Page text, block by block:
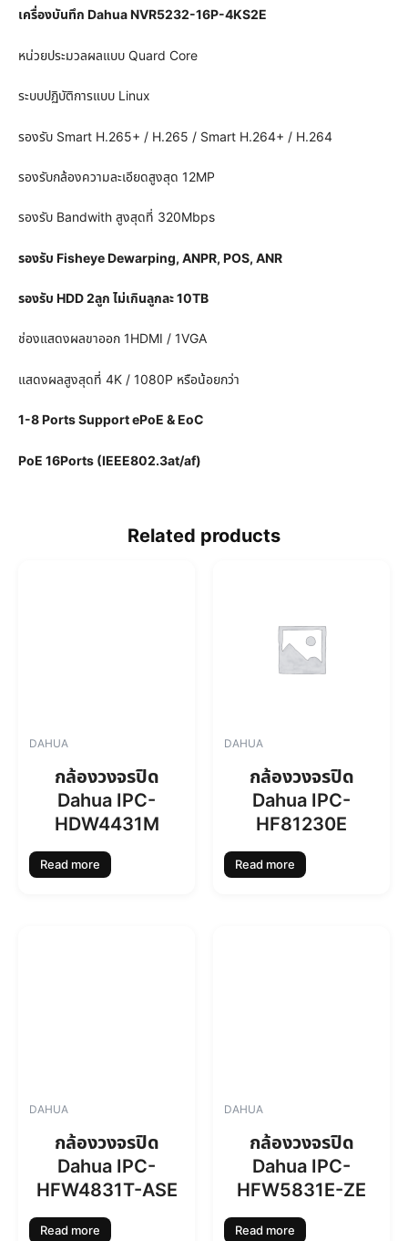
เครื่องบันทึก Dahua NVR5232-16P-4KS2E
หน่วยประมวลผลแบบ Quard Core
ระบบปฏิบัติการแบบ Linux
รองรับ Smart H.265+ / H.265 / Smart H.264+ / H.264
รองรับกล้องความละเอียดสูงสุด 12MP
รองรับ Bandwith สูงสุดที่ 320Mbps
รองรับ Fisheye Dewarping, ANPR, POS, ANR
รองรับ HDD 2ลูก ไม่เกินลูกละ 10TB
ช่องแสดงผลขาออก 1HDMI / 1VGA
แสดงผลสูงสุดที่ 4K / 1080P หรือน้อยกว่า
1-8 Ports Support ePoE & EoC
PoE 16Ports (IEEE802.3at/af)
Related products
DAHUA
กล้องวงจรปิด
Dahua IPC-
HDW4431M
Read more
DAHUA
กล้องวงจรปิด
Dahua IPC-
HF81230E
Read more
DAHUA
กล้องวงจรปิด
Dahua IPC-
HFW4831T-ASE
Read more
DAHUA
กล้องวงจรปิด
Dahua IPC-
HFW5831E-ZE
Read more